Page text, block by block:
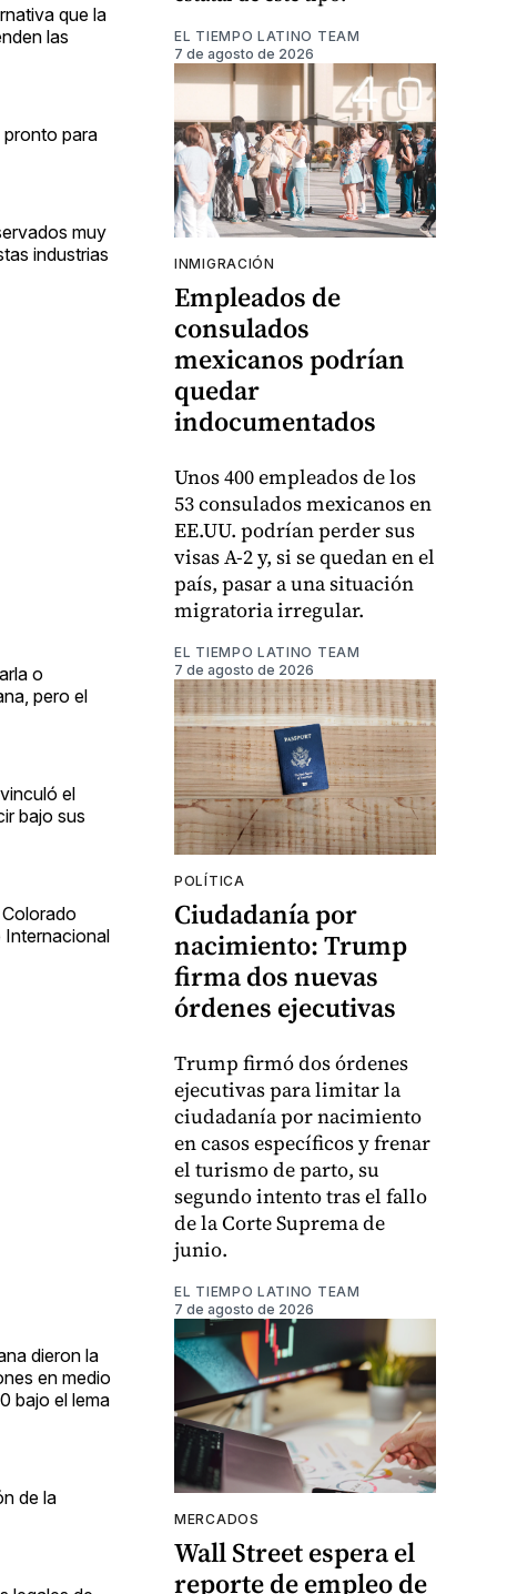
que la
las
pronto para
muy
industrias
o
pero el
el
bajo sus
Internacional
dieron la
en medio
bajo el lema
de la
EL TIEMPO LATINO TEAM
7 de agosto de 2026
INMIGRACIÓN
Empleados de
consulados
mexicanos podrían
quedar
indocumentados
Unos 400 empleados de los
53 consulados mexicanos en
EE.UU. podrían perder sus
visas A-2 y, si se quedan en el
país, pasar a una situación
migratoria irregular.
EL TIEMPO LATINO TEAM
7 de agosto de 2026
POLÍTICA
Ciudadanía por
nacimiento: Trump
firma dos nuevas
órdenes ejecutivas
Trump firmó dos órdenes
ejecutivas para limitar la
ciudadanía por nacimiento
en casos específicos y frenar
el turismo de parto, su
segundo intento tras el fallo
de la Corte Suprema de
junio.
EL TIEMPO LATINO TEAM
7 de agosto de 2026
MERCADOS
Wall Street espera el
reporte de empleo de